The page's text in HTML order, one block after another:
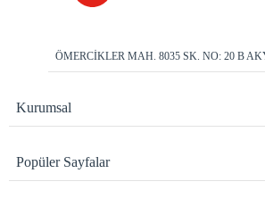
ÖMERCİKLER MAH. 8035 SK. NO: 20 B
Kurumsal
Popüler Sayfalar